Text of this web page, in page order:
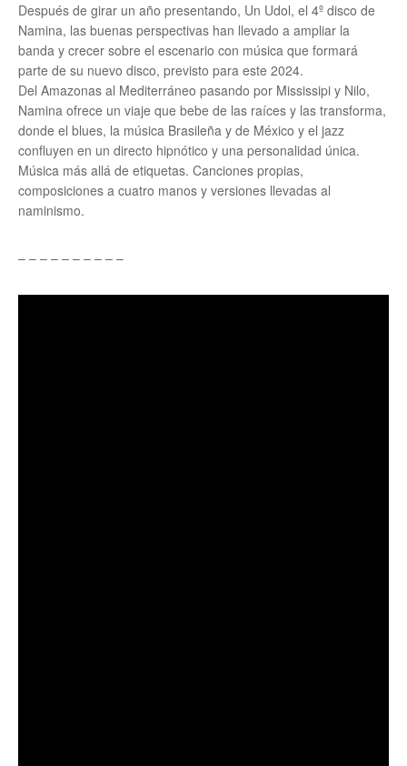
Después de girar un año presentando, Un Udol, el 4º disco de
Namina, las buenas perspectivas han llevado a ampliar la
banda y crecer sobre el escenario con música que formará
parte de su nuevo disco, previsto para este 2024.
Del Amazonas al Mediterráneo pasando por Mississipi y Nilo,
Namina ofrece un viaje que bebe de las raíces y las transforma,
donde el blues, la música Brasileña y de México y el jazz
confluyen en un directo hipnótico y una personalidad única.
Música más allá de etiquetas. Canciones propias,
composiciones a cuatro manos y versiones llevadas al
naminismo.
– – – – – – – – – –